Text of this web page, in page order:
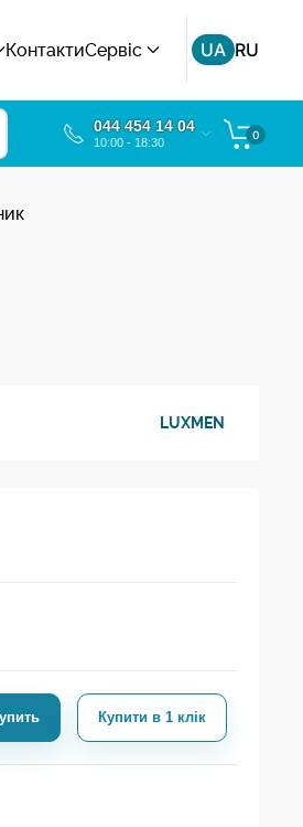
КонтактиСервіс UA RU
044 454 14 04
10:00 - 18:30
0
LUXMEN
Купити в 1 клік